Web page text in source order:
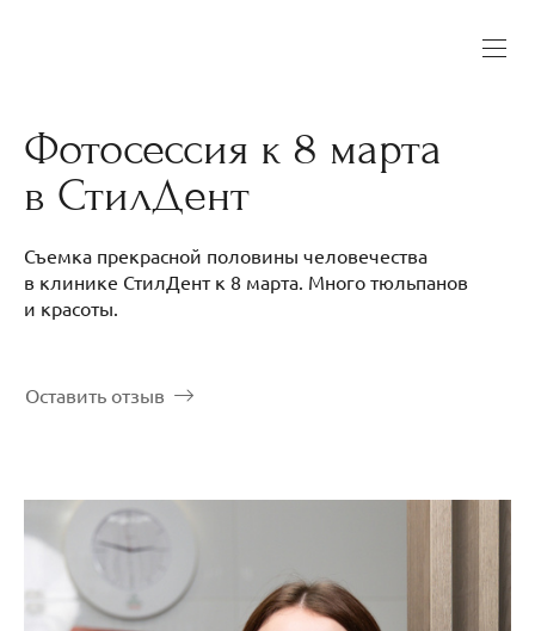
Фотосессия к 8 марта
в СтилДент
Съемка прекрасной половины человечества
в клинике СтилДент к 8 марта. Много тюльпанов
и красоты.
Оставить отзыв